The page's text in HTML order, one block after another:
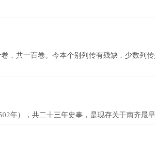
共一百卷。今本个别列传有残缺﹐少数列
），共二十三年史事，是现存关于南齐最早